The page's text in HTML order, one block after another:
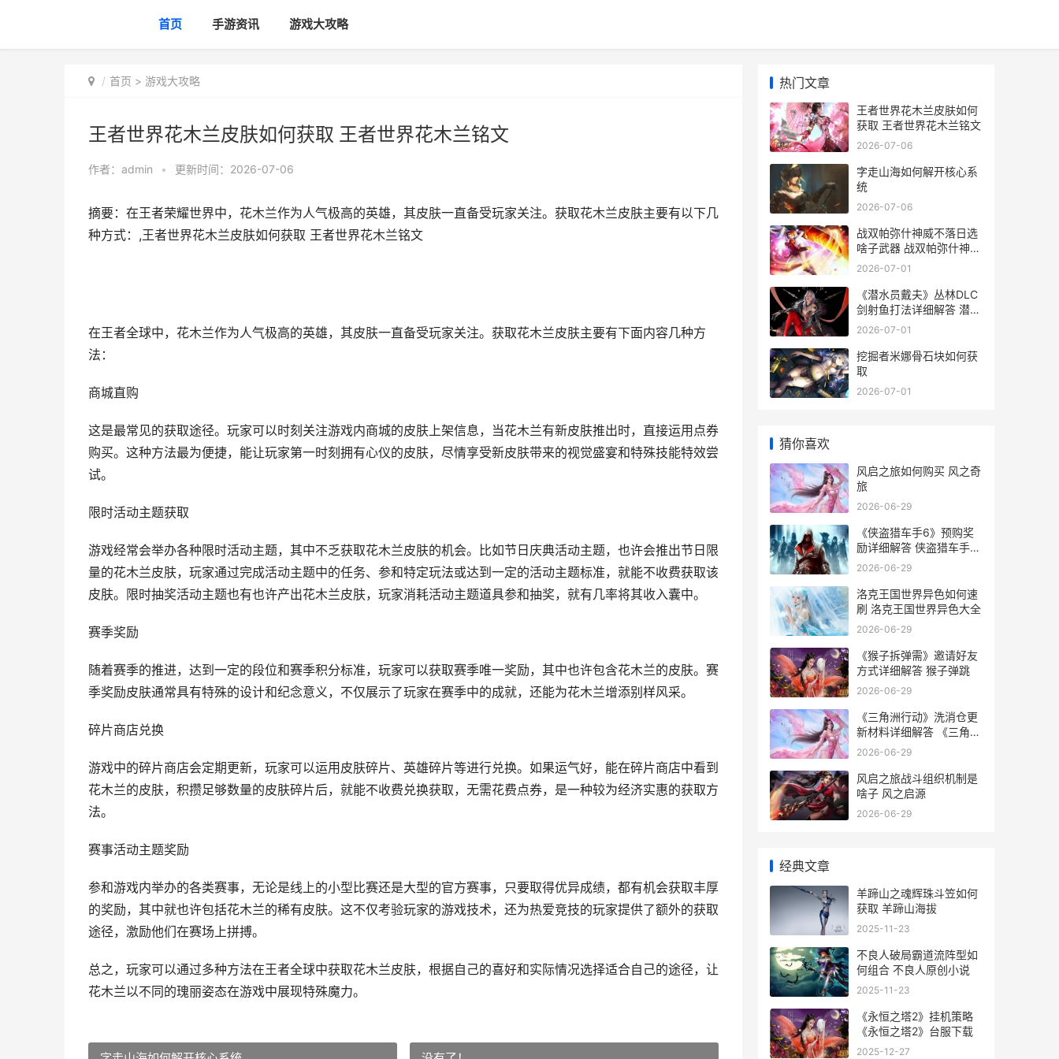
首页 手游资讯 游戏大攻略
首页 > 游戏大攻略
王者世界花木兰皮肤如何获取 王者世界花木兰铭文
作者： admin • 更新时间：2026-07-06
摘要：在王者荣耀世界中，花木兰作为人气极高的英雄，其皮肤一直备受玩家关注。获取花木兰皮肤主要有以下几
种方式：,王者世界花木兰皮肤如何获取 王者世界花木兰铭文
在王者全球中，花木兰作为人气极高的英雄，其皮肤一直备受玩家关注。获取花木兰皮肤主要有下面内容几种方
法：
商城直购
这是最常见的获取途径。玩家可以时刻关注游戏内商城的皮肤上架信息，当花木兰有新皮肤推出时，直接运用点券
购买。这种方法最为便捷，能让玩家第一时刻拥有心仪的皮肤，尽情享受新皮肤带来的视觉盛宴和特殊技能特效尝
试。
限时活动主题获取
游戏经常会举办各种限时活动主题，其中不乏获取花木兰皮肤的机会。比如节日庆典活动主题，也许会推出节日限
量的花木兰皮肤，玩家通过完成活动主题中的任务、参和特定玩法或达到一定的活动主题标准，就能不收费获取该
皮肤。限时抽奖活动主题也有也许产出花木兰皮肤，玩家消耗活动主题道具参和抽奖，就有几率将其收入囊中。
赛季奖励
随着赛季的推进，达到一定的段位和赛季积分标准，玩家可以获取赛季唯一奖励，其中也许包含花木兰的皮肤。赛
季奖励皮肤通常具有特殊的设计和纪念意义，不仅展示了玩家在赛季中的成就，还能为花木兰增添别样风采。
碎片商店兑换
游戏中的碎片商店会定期更新，玩家可以运用皮肤碎片、英雄碎片等进行兑换。如果运气好，能在碎片商店中看到
花木兰的皮肤，积攒足够数量的皮肤碎片后，就能不收费兑换获取，无需花费点券，是一种较为经济实惠的获取方
法。
赛事活动主题奖励
参和游戏内举办的各类赛事，无论是线上的小型比赛还是大型的官方赛事，只要取得优异成绩，都有机会获取丰厚
的奖励，其中就也许包括花木兰的稀有皮肤。这不仅考验玩家的游戏技术，还为热爱竞技的玩家提供了额外的获取
途径，激励他们在赛场上拼搏。
总之，玩家可以通过多种方法在王者全球中获取花木兰皮肤，根据自己的喜好和实际情况选择适合自己的途径，让
花木兰以不同的瑰丽姿态在游戏中展现特殊魔力。
热门文章
王者世界花木兰皮肤如何
获取 王者世界花木兰铭文
2026-07-06
字走山海如何解开核心系
统
2026-07-06
战双帕弥什神威不落日选
啥子武器 战双帕弥什神威
壁纸
2026-07-01
《潜水员戴夫》丛林DLC
剑射鱼打法详细解答 潜水
员戴夫马粪海胆怎么获得
2026-07-01
挖掘者米娜骨石块如何获
取
2026-07-01
猜你喜欢
风启之旅如何购买 风之奇
旅
2026-06-29
《侠盗猎车手6》预购奖
励详细解答 侠盗猎车手6
什么时候出
2026-06-29
洛克王国世界异色如何速
刷 洛克王国世界异色大全
2026-06-29
《猴子拆弹需》邀请好友
方式详细解答 猴子弹跳
2026-06-29
《三角洲行动》洗消仓更
新材料详细解答 《三角洲
行动》手游
2026-06-29
风启之旅战斗组织机制是
啥子 风之启源
2026-06-29
经典文章
羊蹄山之魂辉珠斗笠如何
获取 羊蹄山海拔
2025-11-23
不良人破局霸道流阵型如
何组合 不良人原创小说
2025-11-23
《永恒之塔2》挂机策略
《永恒之塔2》台服下载
2025-12-27